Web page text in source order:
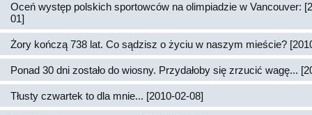
Oceń występ polskich sportowców na olimpiadzie w Vancouver:
01]
Żory kończą 738 lat. Co sądzisz o życiu w naszym mieście?
Ponad 30 dni zostało do wiosny. Przydałoby się zrzucić wagę...
Tłusty czwartek to dla mnie... [2010-02-08]